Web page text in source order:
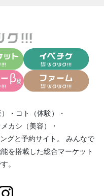
・ コト（体験）
・
カシ（美容）
・
グと予約サイト。
みんなで
を搭載した総合マーケット
。